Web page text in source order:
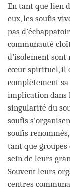
En tant que lien
eux, les soufis
pas
communauté
d’isolement
cœur spirituel, il
complètement
implication dans
singularité du
soufis
soufis
tant que
sein de leurs
Souvent leurs
centres